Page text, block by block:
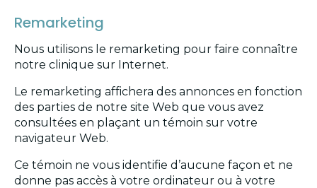
Remarketing
Nous utilisons le remarketing pour faire connaître
notre clinique sur Internet.
Le remarketing affichera des annonces en fonction
des parties de notre site Web que vous avez
consultées en plaçant un témoin sur votre
navigateur Web.
Ce témoin ne vous identifie d’aucune façon et ne
donne pas accès à votre ordinateur ou à votre